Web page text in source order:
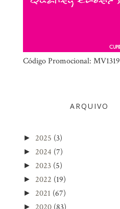
Código Promocional: MV1319
ARQUIVO
► 2025 (3)
► 2024 (7)
► 2023 (5)
► 2022 (19)
► 2021 (67)
►